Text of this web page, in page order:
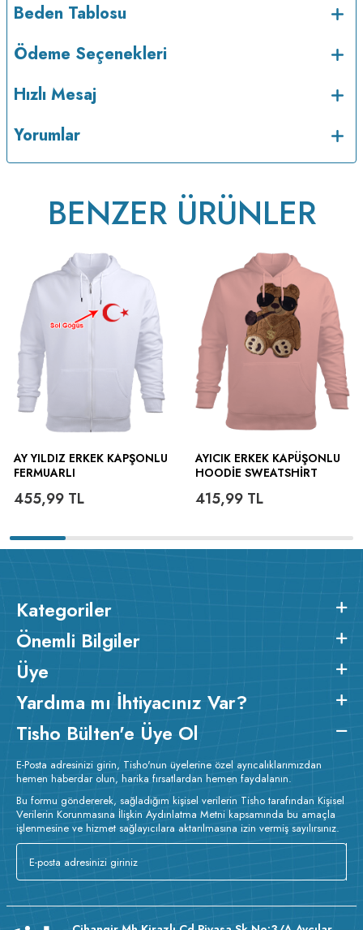
Beden Tablosu
Ödeme Seçenekleri
Hızlı Mesaj
Yorumlar
BENZER ÜRÜNLER
AY YILDIZ ERKEK KAPŞONLU
FERMUARLI
455,99 TL
AYICIK ERKEK KAPÜŞONLU
HOODIE SWEATSHIRT
415,99TL
Kategoriler
Önemli Bilgiler
Üye
Yardıma mı İhtiyacınız Var?
Tisho Bülten'e Üye Ol
E-Posta adresinizi girin, Tisho'nun üyelerine özel ayrıcalıklarımızdan
hemen haberdar olun, harika fırsatlardan hemen faydalanın.
Bu formu göndererek, sağladığım kişisel verilerin Tisho tarafından Kişisel
Verilerin Korunmasına İlişkin Aydınlatma Metni kapsamında bu amaçla
işlenmesine ve hizmet sağlayıcılara aktarılmasına izin vermiş sayılırsınız.